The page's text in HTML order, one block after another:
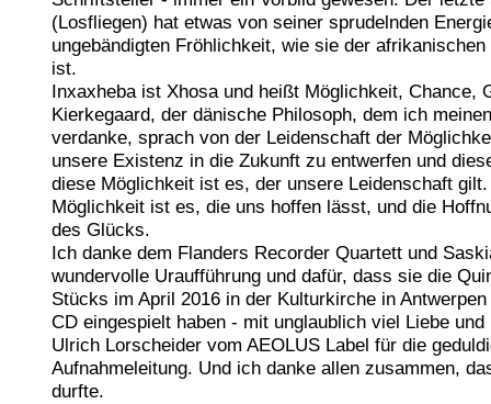
(Losfliegen) hat etwas von seiner sprudelnden
ungebändigten Fröhlichkeit, wie sie der
ist.
Inxaxheba ist Xhosa und heißt Möglichkeit, Chance,
Kierkegaard, der dänische Philosoph, dem ich
verdanke, sprach von der Leidenschaft der
unsere Existenz in die Zukunft zu entwerfen und
diese Möglichkeit ist es, der unsere Leidenschaft
Möglichkeit ist es, die uns hoffen lässt, und die
des Glücks.
Ich danke dem Flanders Recorder Quartett und
wundervolle Uraufführung und dafür, dass sie die
Stücks im April 2016 in der Kulturkirche in
CD eingespielt haben - mit unglaublich viel Liebe
Ulrich Lorscheider vom AEOLUS Label für die
Aufnahmeleitung. Und ich danke allen zusammen,
durfte.